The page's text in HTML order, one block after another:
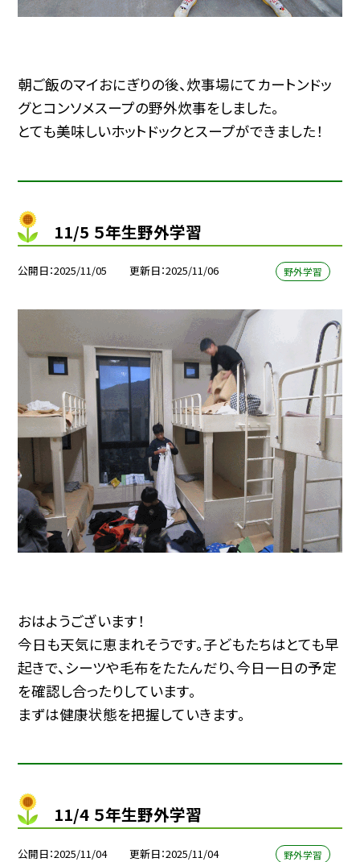
朝ご飯のマイおにぎりの後、炊事場にてカートンドッ
グとコンソメスープの野外炊事をしました。
とても美味しいホットドックとスープができました！
11/5 ５年生野外学習
公開日 2025/11/05 更新日 2025/11/06 野外学習
おはようございます！
今日も天気に恵まれそうです。子どもたちはとても早
起きで、シーツや毛布をたたんだり、今日一日の予定
を確認し合ったりしています。
まずは健康状態を把握していきます。
11/4 ５年生野外学習
公開日 2025/11/04 更新日 2025/11/04 野外学習